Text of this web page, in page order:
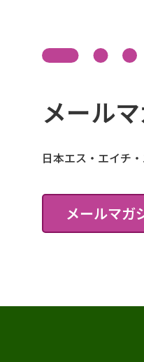
メール
日本エス・エイチ
メールマガ